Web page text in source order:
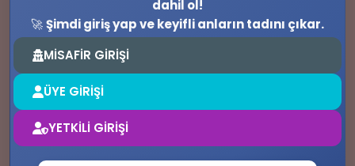
💭 📶
dahil ol!
🚀Şimdi giriş yap ve keyifli anların tadını çıkar.
MİSAFİR GİRİŞİ
ÜYE GİRİŞİ
YETKİLİ GİRİŞİ